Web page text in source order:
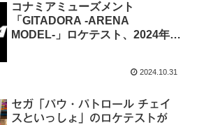
コナミアミューズメント
「GITADORA -ARENA
MODEL-」ロケテスト、2024年
2024.10.31
セガ「パウ・パトロール チェイ
スといっしょ」のロケテストが